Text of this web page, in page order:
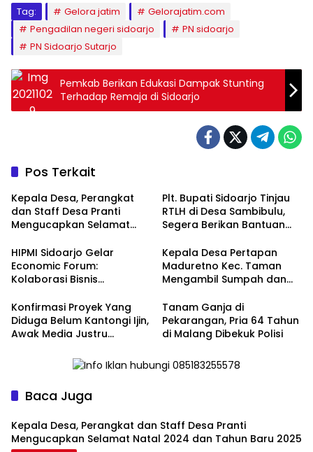
Tag: Gelora jatim
Gelorajatim.com
Pengadilan negeri sidoarjo
PN sidoarjo
PN Sidoarjo Sutarjo
Pemkab Berikan Edukasi Dampak Stunting
Terhadap Remaja di Sidoarjo
Pos Terkait
Kepala Desa, Perangkat
dan Staff Desa Pranti
Mengucapkan Selamat
Baru 2025
Plt. Bupati Sidoarjo Tinjau
RTLH di Desa Sambibulu,
Segera Berikan Bantuan
HIPMI Sidoarjo Gelar
Economic Forum:
Kolaborasi Bisnis
Baru
Kepala Desa Pertapan
Maduretno Kec. Taman
Mengambil Sumpah dan
Konfirmasi Proyek Yang
Diduga Belum Kantongi Ijin,
Awak Media Justru
Pembangunan
Tanam Ganja di
Pekarangan, Pria 64 Tahun
di Malang Dibekuk Polisi
Baca Juga
Kepala Desa, Perangkat dan Staff Desa Pranti
Mengucapkan Selamat Natal 2024 dan Tahun Baru 2025